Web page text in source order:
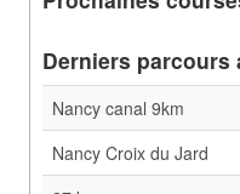
Derniers parcours
Nancy canal 9km
Nancy Croix du Jard